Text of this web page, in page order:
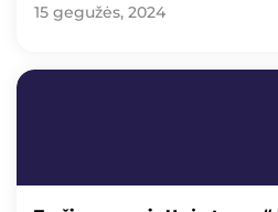
15 gegužės, 2024